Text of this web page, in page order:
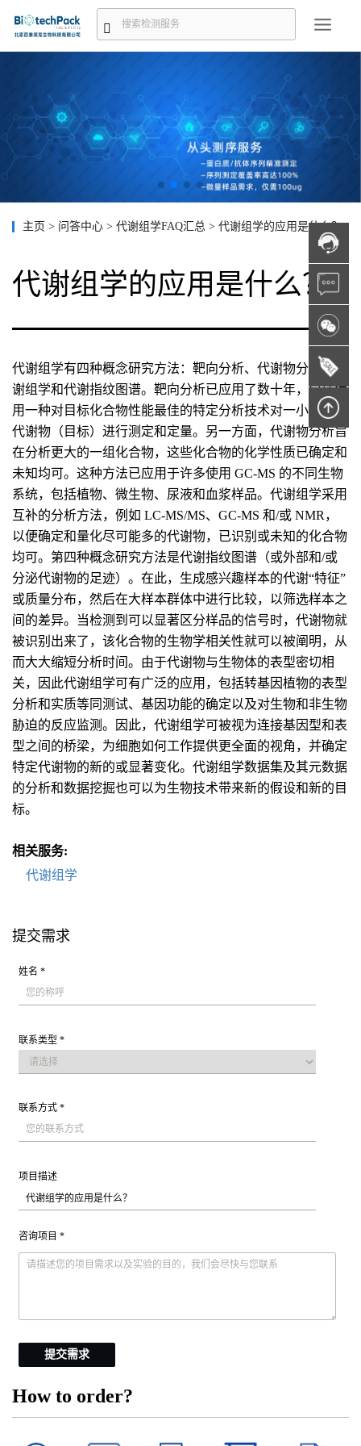
主页 > 问答中心 > 代谢组学FAQ汇总 > 代谢组学的应用是什么？
代谢组学的应用是什么？
代谢组学有四种概念研究方法：靶向分析、代谢物分析、代
谢组学和代谢指纹图谱。靶向分析已应用了数十年，包括使
用一种对目标化合物性能最佳的特定分析技术对一小组已知
代谢物（目标）进行测定和定量。另一方面，代谢物分析旨
在分析更大的一组化合物，这些化合物的化学性质已确定和
未知均可。这种方法已应用于许多使用 GC-MS 的不同生物
系统，包括植物、微生物、尿液和血浆样品。代谢组学采用
互补的分析方法，例如 LC-MS/MS、GC-MS 和/或 NMR，
以便确定和量化尽可能多的代谢物，已识别或未知的化合物
均可。第四种概念研究方法是代谢指纹图谱（或外部和/或
分泌代谢物的足迹）。在此，生成感兴趣样本的代谢“特征”
或质量分布，然后在大样本群体中进行比较，以筛选样本之
间的差异。当检测到可以显著区分样品的信号时，代谢物就
被识别出来了，该化合物的生物学相关性就可以被阐明，从
而大大缩短分析时间。由于代谢物与生物体的表型密切相
关，因此代谢组学可有广泛的应用，包括转基因植物的表型
分析和实质等同测试、基因功能的确定以及对生物和非生物
胁迫的反应监测。因此，代谢组学可被视为连接基因型和表
型之间的桥梁，为细胞如何工作提供更全面的视角，并确定
特定代谢物的新的或显著变化。代谢组学数据集及其元数据
的分析和数据挖掘也可以为生物技术带来新的假设和新的目
标。
相关服务:
代谢组学
提交需求
姓名 *
联系类型 *
联系方式 *
项目描述
咨询项目 *
提交需求
How to order?